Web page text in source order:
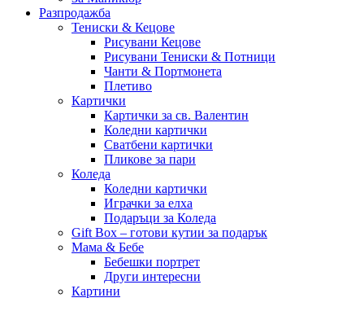
Разпродажба
Тениски & Кецове
Рисувани Кецове
Рисувани Тениски & Потници
Чанти & Портмонета
Плетиво
Картички
Картички за св. Валентин
Коледни картички
Сватбени картички
Пликове за пари
Коледа
Коледни картички
Играчки за елха
Подаръци за Коледа
Gift Box – готови кутии за подарък
Мама & Бебе
Бебешки портрет
Други интересни
Картини